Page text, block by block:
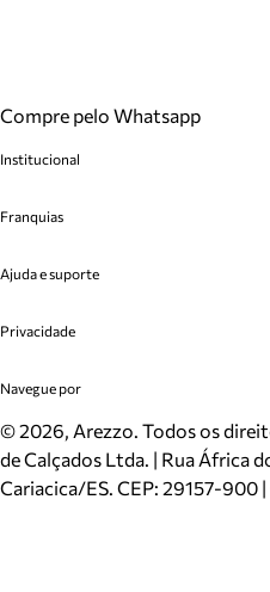
Compre pelo Whatsapp
Institucional
Cashback
Venda Corporativa
Mapa do Site
Inverno
Mundo Arezzo
Franquias
Plano de Negócio
Ajuda e suporte
Cadastro
Meus Pedidos
Trocas e Devoluções
Cartão Presente
Localizador de lojas
Privacidade
Politica e Privacidade
Navegue por
Sapatos
Bolsas
Scarpins
©2026, Arezzo. Todos os
de Calçados Ltda. | Rua África
Cariacica/ES. CEP: 29157-